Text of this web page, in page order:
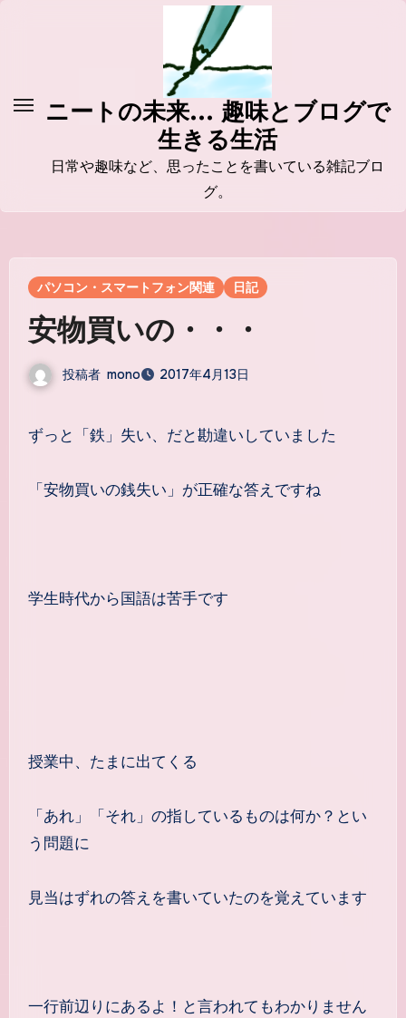
ッ
ニートの未来... 趣味とブログで
生きる生活
日常や趣味など、思ったことを書いている雑記ブロ
グ。
パソコン・スマートフォン関連 日記
安物買いの・・・
投稿者 mono 2017年4月13日
ずっと「鉄」失い、だと勘違いしていました
「安物買いの銭失い」が正確な答えですね
学生時代から国語は苦手です
授業中、たまに出てくる
「あれ」「それ」の指しているものは何か？とい
う問題に
見当はずれの答えを書いていたのを覚えています
一行前辺りにあるよ！と言われてもわかりません